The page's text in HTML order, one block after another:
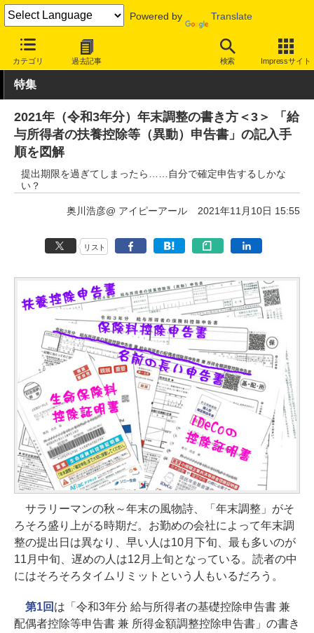
Powered by Translate
カテゴリ 過去記事 検索 Impressサイト
INTERNET Watch トピック
特集
2021年（令和3年分）年末調整の書き方＜3＞ 「給
与所得者の扶養控除等（異動）申告書」の記入手
順を図解
提出期限を過ぎてしまったら……自分で確定申告するしかな
い？
奥川浩彦@ アイピーアール 2021年11月10日 15:55
リスト
サラリーマンの秋～年末の風物詩、「年末調整」がそ
ろそろ盛り上がる時期だ。お勤めの会社によって年末調
整の提出日は異なり、早い人は10月下旬、最も多いのが
11月中旬、遅めの人は12月上旬となっている。読者の中
にはそろそろタイムリミットという人もいるだろう。
第1回 は「令和3年分 給与所得者の基礎控除申告書 兼
配偶者控除等申告書 兼 所得金額調整控除申告書」の書き